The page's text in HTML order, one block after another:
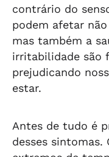
contrário do
podem afetar
mas também a
irritabilidade são
prejudicando
estar.
Antes de tudo é
desses sintomas.